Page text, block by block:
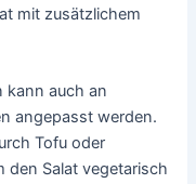
mit zusätzlichem
kann auch an
angepasst werden.
Tofu oder
den Salat vegetarisch